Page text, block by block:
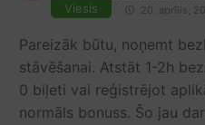
Viesis 20. aprīlis,
Pareizāk būtu, noņemt
stāvēšanai. Atstāt 1-2h
0 biļeti vai reģistrējot
normāls bonuss. Šo jau